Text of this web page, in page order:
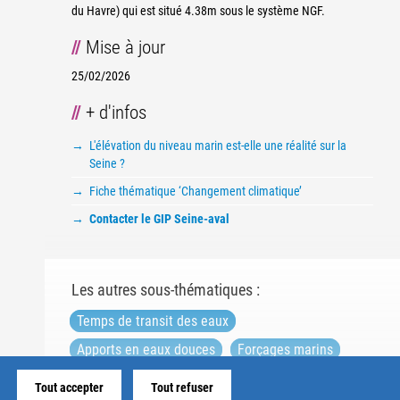
du Havre) qui est situé 4.38m sous le système NGF.
Mise à jour
25/02/2026
+ d'infos
L'élévation du niveau marin est-elle une réalité sur la
Seine ?
Fiche thématique ‘Changement climatique’
Contacter le GIP Seine-aval
Les autres sous-thématiques :
Temps de transit des eaux
Apports en eaux douces
Forçages marins
Tout accepter Tout refuser